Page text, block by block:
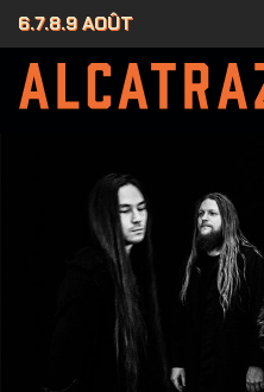
6.7.8.9 AOÛT